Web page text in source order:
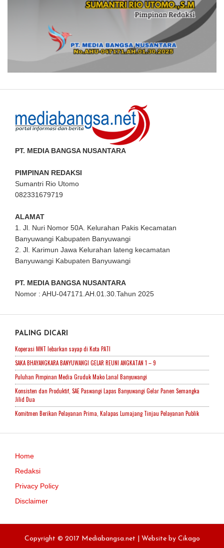
PT. MEDIA BANGSA NUSANTARA
PIMPINAN REDAKSI
Sumantri Rio Utomo
082331679719
ALAMAT
1. Jl. Nuri Nomor 50A. Kelurahan Pakis Kecamatan
Banyuwangi Kabupaten Banyuwangi
2. Jl. Karimun Jawa Kelurahan lateng kecamatan
Banyuwangi Kabupaten Banyuwangi
PT. MEDIA BANGSA NUSANTARA
Nomor : AHU-047171.AH.01.30.Tahun 2025
PALING DICARI
Koperasi MNT lebarkan sayap di Kota PATI
SAKA BHAYANGKARA BANYUWANGI GELAR REUNI ANGKATAN 1 – 9
Puluhan Pimpinan Media Gruduk Mako Lanal Banyuwangi
Konsisten dan Produktif, SAE Paswangi Lapas Banyuwangi Gelar Panen Semangka
Jilid Dua
Komitmen Berikan Pelayanan Prima, Kalapas Lumajang Tinjau Pelayanan Publik
Home
Redaksi
Privacy Policy
Disclaimer
Copyright © 2017 Mediabangsa.net | Website by Cikago